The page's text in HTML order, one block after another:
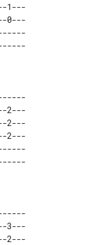
1---
0---
2---
2---
2---
3---
2---